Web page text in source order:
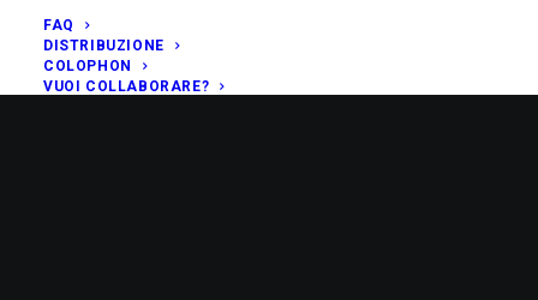
FAQ
DISTRIBUZIONE
COLOPHON
VUOI COLLABORARE?